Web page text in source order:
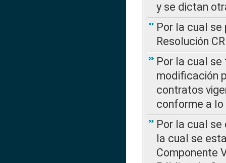
y se dictan
Por la cual
Resolución
Por la cual
modificación
contratos
conforme a lo
Por la cual se
la cual se
Componente